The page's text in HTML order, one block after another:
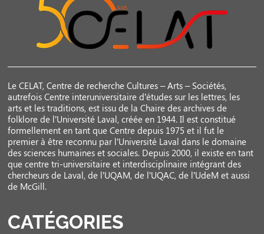
Le CELAT, Centre de recherche Cultures – Arts – Sociétés,
autrefois Centre interuniversitaire d’études sur les lettres, les
arts et les traditions, est issu de la Chaire des archives de
folklore de l’Université Laval, créée en 1944. Il est constitué
formellement en tant que Centre depuis 1975 et il fut le
premier à être reconnu par l’Université Laval dans le domaine
des sciences humaines et sociales. Depuis 2000, il existe en tant
que centre tri-universitaire et interdisciplinaire intégrant des
chercheurs de Laval, de l’UQAM, de l’UQAC, de l’UdeM et aussi
de McGill.
CATÉGORIES